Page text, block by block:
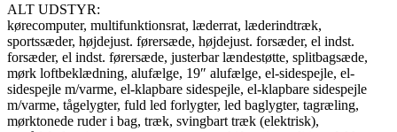
ALT UDSTYR:
kørecomputer, multifunktionsrat, læderrat, læderindtræk,
sportssæder, højdejust. førersæde, højdejust. forsæder, el indst.
forsæder, el indst. førersæde, justerbar lændestøtte, splitbagsæde,
mørk loftbeklædning, alufælge, 19″ alufælge, el-sidespejle, el-
sidespejle m/varme, el-klapbare sidespejle, el-klapbare sidespejle
m/varme, tågelygter, fuld led forlygter, led baglygter, tagræling,
mørktonede ruder i bag, træk, svingbart træk (elektrisk),